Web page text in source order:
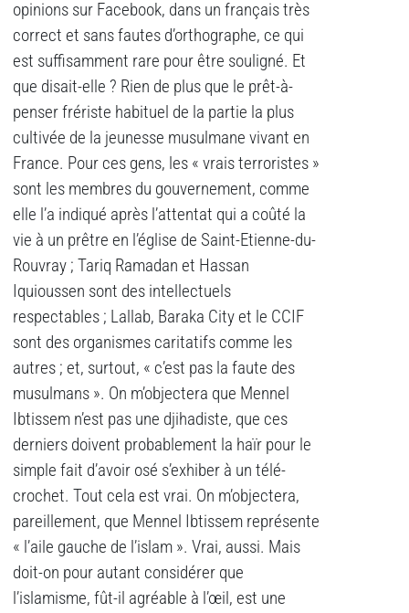
opinions sur Facebook, dans un français très
correct et sans fautes d’orthographe, ce qui
est suffisamment rare pour être souligné. Et
que disait-elle ? Rien de plus que le prêt-à-
penser frériste habituel de la partie la plus
cultivée de la jeunesse musulmane vivant en
France. Pour ces gens, les « vrais terroristes »
sont les membres du gouvernement, comme
elle l’a indiqué après l’attentat qui a coûté la
vie à un prêtre en l’église de Saint-Etienne-du-
Rouvray ; Tariq Ramadan et Hassan
Iquioussen sont des intellectuels
respectables ; Lallab, Baraka City et le CCIF
sont des organismes caritatifs comme les
autres ; et, surtout, « c’est pas la faute des
musulmans ». On m’objectera que Mennel
Ibtissem n’est pas une djihadiste, que ces
derniers doivent probablement la haïr pour le
simple fait d’avoir osé s’exhiber à un télé-
crochet. Tout cela est vrai. On m’objectera,
pareillement, que Mennel Ibtissem représente
« l’aile gauche de l’islam ». Vrai, aussi. Mais
doit-on pour autant considérer que
l’islamisme, fût-il agréable à l’œil, est une